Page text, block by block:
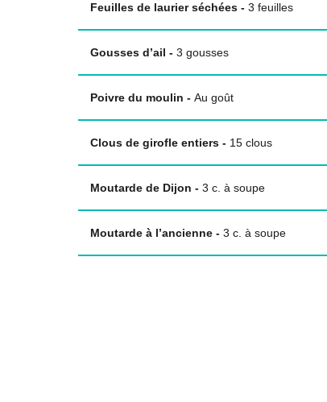
Feuilles de laurier séchées - 3 feuilles
Gousses d’ail - 3 gousses
Poivre du moulin - Au goût
Clous de girofle entiers - 15 clous
Moutarde de Dijon - 3 c. à soupe
Moutarde à l’ancienne - 3 c. à soupe